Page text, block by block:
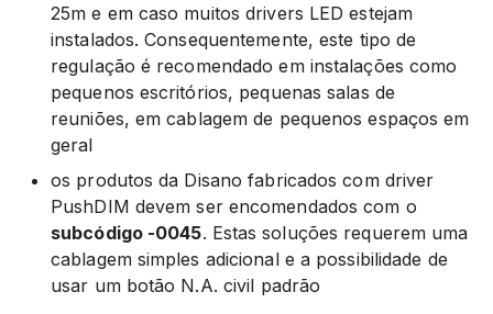
25m e em caso muitos drivers LED estejam
instalados. Consequentemente, este tipo de
regulação é recomendado em instalações como
pequenos escritórios, pequenas salas de
reuniões, em cablagem de pequenos espaços em
geral
os produtos da Disano fabricados com driver
PushDIM devem ser encomendados com o
subcódigo -0045. Estas soluções requerem uma
cablagem simples adicional e a possibilidade de
usar um botão N.A. civil padrão